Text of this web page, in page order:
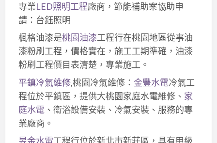
專業LED照明工程廠商，節能補助案協助申
請：台鈺照明
楓格油漆是桃園油漆工程行在桃園地區從事油
漆粉刷工程，價格實在，施工工期準確，油漆
粉刷工程價目表清楚，專業施工。
平鎮冷氣維修,桃園冷氣維修： 金豐水電冷氣工
程位於平鎮區，提供大桃園家庭水電維修、 家
庭水電、衛浴設備安裝、冷氣安裝、服務的專
業廠商。
昱金水電工程行位於新北市新莊區，具有甲級